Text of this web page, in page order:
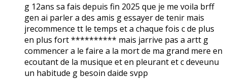
g 12ans sa fais depuis fin 2025 que je me voila brff
gen ai parler a des amis g essayer de tenir mais
jrecommence tt le temps et a chaque fois c de plus
en plus fort ********** mais jarrive pas a artt g
commencer a le faire a la mort de ma grand mere en
ecoutant de la musique et en pleurant et c deveunu
un habitude g besoin daide svpp